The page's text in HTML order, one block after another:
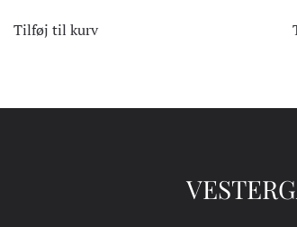
Tilføj til kurv